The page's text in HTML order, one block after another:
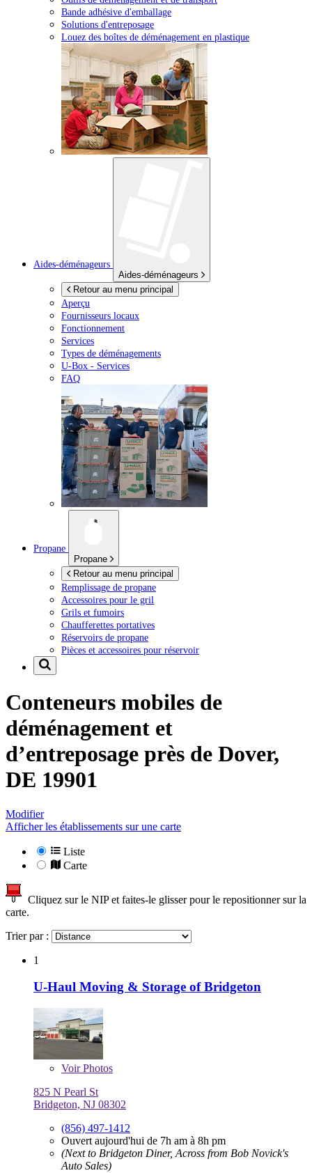
Bande adhésive d'emballage
Solutions d'entreposage
Louez des boîtes de déménagement en plastique
Aides-déménageurs
Aides-déménageurs
Retour au menu principal
Aperçu
Fournisseurs locaux
Fonctionnement
Services
Types de déménagements
U-Box - Services
FAQ
Propane
Propane
Retour au menu principal
Remplissage de propane
Accessoires pour le gril
Grils et fumoirs
Chaufferettes portatives
Réservoirs de propane
Pièces et accessoires pour réservoir
Conteneurs mobiles de
déménagement et
d’entreposage près de Dover,
DE 19901
Modifier
Afficher les établissements sur une carte
Liste
Carte
Cliquez sur le NIP et faites-le glisser pour le repositionner sur la
carte.
Trier par :
1
U-Haul Moving & Storage of Bridgeton
VoirPhotos
825 N Pearl St
Bridgeton, NJ 08302
(856) 497-1412
Ouvert aujourd'hui de 7h am à 8h pm
(Next to Bridgeton Diner, Across from Bob Novick's
Auto Sales)